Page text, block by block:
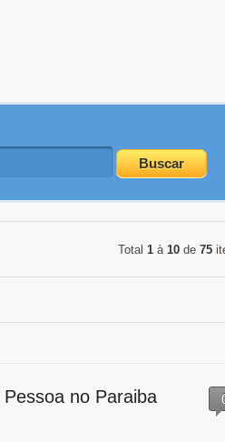
Buscar
Total1 à10 de75
no Paraiba